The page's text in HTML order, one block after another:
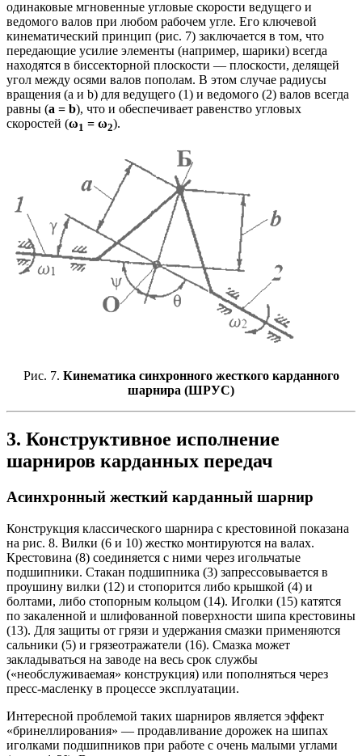
одинаковые мгновенные угловые скорости ведущего и
ведомого валов при любом рабочем угле. Его ключевой
кинематический принцип (рис. 7) заключается в том, что
передающие усилие элементы (например, шарики) всегда
находятся в биссекторной плоскости — плоскости, делящей
угол между осями валов пополам. В этом случае радиусы
вращения (a и b) для ведущего (1) и ведомого (2) валов всегда
равны (a = b), что и обеспечивает равенство угловых
скоростей (ω1 = ω2).
Рис. 7. Кинематика синхронного жесткого карданного
шарнира (ШРУС)
3. Конструктивное исполнение
шарниров карданных передач
Асинхронный жесткий карданный шарнир
Конструкция классического шарнира с крестовиной показана
на рис. 8. Вилки (6 и 10) жестко монтируются на валах.
Крестовина (8) соединяется с ними через игольчатые
подшипники. Стакан подшипника (3) запрессовывается в
проушину вилки (12) и стопорится либо крышкой (4) и
болтами, либо стопорным кольцом (14). Иголки (15) катятся
по закаленной и шлифованной поверхности шипа крестовины
(13). Для защиты от грязи и удержания смазки применяются
сальники (5) и грязеотражатели (16). Смазка может
закладываться на заводе на весь срок службы
(«необслуживаемая» конструкция) или пополняться через
пресс-масленку в процессе эксплуатации.
Интересной проблемой таких шарниров является эффект
«бринеллирования» — продавливание дорожек на шипах
иголками подшипников при работе с очень малыми углами